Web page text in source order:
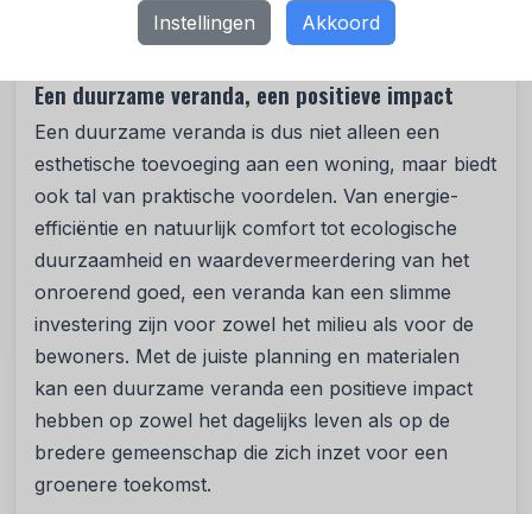
Instellingen Akkoord
verkoop van het huis. De meeste mensen kiezen
trouwens voor eenveranda op maat gemaakt
Een duurzame veranda, een positieve impact
Een duurzame veranda is dus niet alleen een
esthetische toevoeging aan een woning, maar biedt
ook tal van praktische voordelen. Van energie-
efficiëntie en natuurlijk comfort tot ecologische
duurzaamheid en waardevermeerdering van het
onroerend goed, een veranda kan een slimme
investering zijn voor zowel het milieu als voor de
bewoners. Met de juiste planning en materialen
kan een duurzame veranda een positieve impact
hebben op zowel het dagelijks leven als op de
bredere gemeenschap die zich inzet voor een
groenere toekomst.